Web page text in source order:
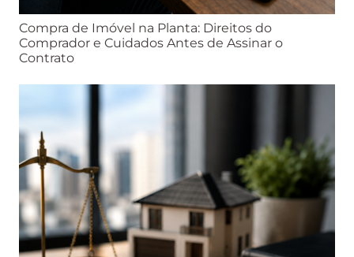
Compra de Imóvel na Planta: Direitos do
Comprador e Cuidados Antes de Assinar o
Contrato